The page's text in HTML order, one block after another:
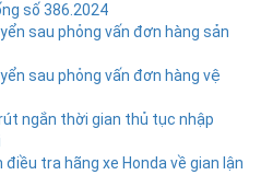
số 386.2024
sau phỏng vấn đơn hàng sản
sau phỏng vấn đơn hàng vệ
ngắn thời gian thủ tục nhập
tra hãng xe Honda về gian lận